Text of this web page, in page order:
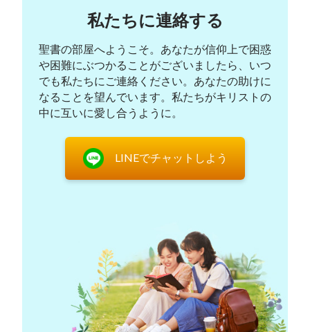
」「神の働きのビジョン（３）」より
このことから、あらゆる災害の発生は、終わりの
日のしるしであり、主イエスはすでに再臨され、恵
みの時代を終わらせ、新しい時代を開かれたので
す。しかし、人類はあまりにも深く堕落してしまい
ました。誰も神や神の顕現や働きを積極的に探そう
とせず、主が帰ってこられたという証しを聞いて
も、いまだに多くの人が求めたり調べたりすること
を拒んでいます。ですから、神は私たちに警告を与
し、主はすでに帰ってこられたということを、私た
ちにはっきりと認識させたいのです。 災害を通し
て、早く神の顕現を求め、主の再臨を迎えなければ
ならないと迫っておられるのです。そうしてこそ、
私たちは神に救われ、神の保護を受け、災害を生き
私たちに連絡する
聖書の部屋へようこそ。あなたが信仰上で困惑
や困難にぶつかることがございましたら、いつ
でも私たちにご連絡ください。あなたの助けに
なることを望んでいます。私たちがキリストの
中に互いに愛し合うように。
LINEでチャットしよう